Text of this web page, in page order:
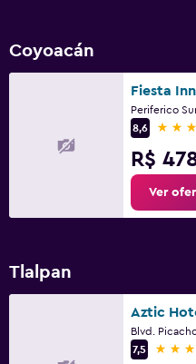
Coyoacán
Fiesta
8,6
4
R$
Ver
Tlalpan
7,5
3